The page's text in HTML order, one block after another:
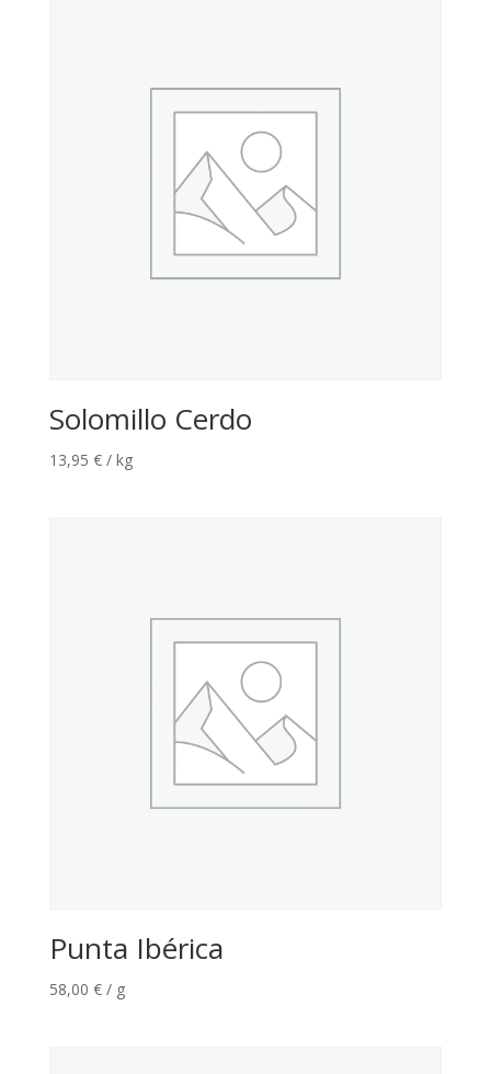
Solomillo Cerdo
13,95 € / kg
Punta Ibérica
58,00 € / g